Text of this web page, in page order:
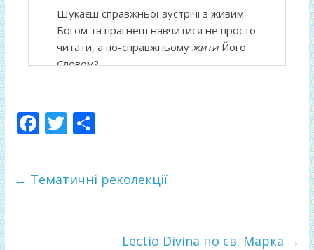
Шукаєш справжньої зустрічі з живим
Богом та прагнеш навчитися не просто
читати, а по-справжньому житиЙого
Словом?
серцю мир?
Реколекції «ФУНДАМЕНТ: Боже
Реколекційний дім сестер
F
b
T
er
П
ді
л
← Тематичні реколекції
Lectio Divina по єв. Марка →